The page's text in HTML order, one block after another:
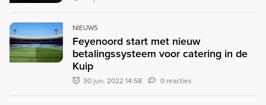
NIEUWS
Feyenoord start met nieuw
betalingssysteem voor catering in de
Kuip
30 jun. 2022 14:58 0 reacties